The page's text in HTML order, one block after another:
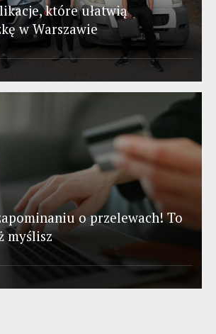
które ułatwią
w Warszawie
o przelewach! To
myślisz